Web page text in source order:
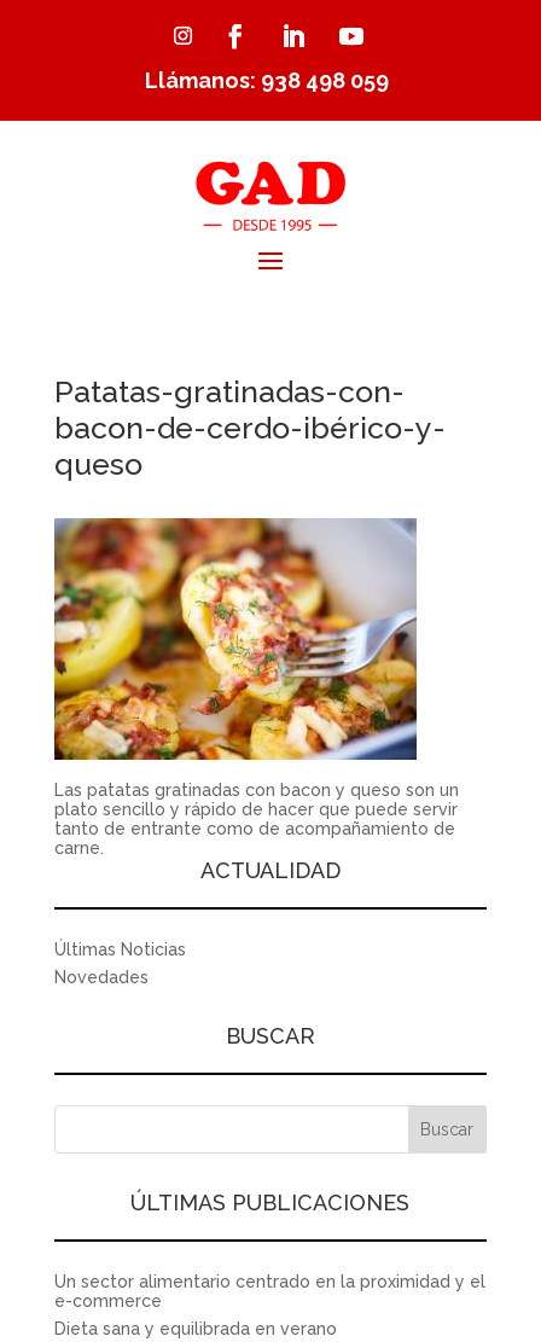
Llámanos: 938 498 059
Patatas-gratinadas-con-
bacon-de-cerdo-ibérico-y-
queso
Las patatas gratinadas con bacon y queso son un
plato sencillo y rápido de hacer que puede servir
tanto de entrante como de acompañamiento de
carne.
ACTUALIDAD
Últimas Noticias
Novedades
BUSCAR
ÚLTIMAS PUBLICACIONES
Un sector alimentario centrado en la proximidad y el
e-commerce
Dieta sana y equilibrada en verano